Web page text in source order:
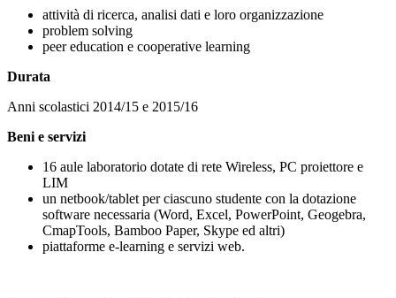
attività di ricerca, analisi dati e loro organizzazione
problem solving
peer education e cooperative learning
Durata
Anni scolastici 2014/15 e 2015/16
Beni e servizi
16 aule laboratorio dotate di rete Wireless, PC proiettore e
LIM
un netbook/tablet per ciascuno studente con la dotazione
software necessaria (Word, Excel, PowerPoint, Geogebra,
CmapTools, Bamboo Paper, Skype ed altri)
piattaforme e-learning e servizi web.